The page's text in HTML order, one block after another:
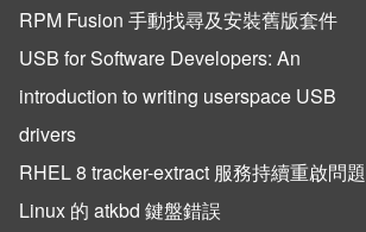
RPM Fusion 手動找尋及安裝舊版套件
USB for Software Developers: An
introduction to writing userspace USB
drivers
RHEL 8 tracker-extract 服務持續重啟問題
Linux 的 atkbd 鍵盤錯誤